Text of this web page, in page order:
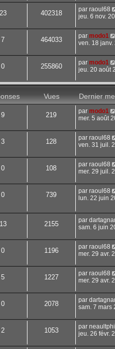
23 402318 par raoul68
jeu. 6 nov.
7 464033 par modo1
ven. 18 janv.
0 255860 par modo1
jeu. 20 août
Vues
Dernier
9 219 par modo1
mer. 5 août
3 128 par raoul68
ven. 31 juil.
0 108 par raoul68
mer. 29 juil.
0 739 par raoul68
lun. 22 juin
13 2155 par
sam. 6 juin
0 1196 par raoul68
mer. 29 avr.
5 1227 par raoul68
mer. 29 avr.
0 2078 par
sam. 7 mars
2 1053 par
jeu. 26 févr.